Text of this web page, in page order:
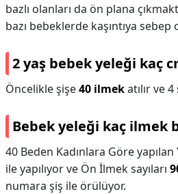
bazlı olanları da ön plana
bazı bebeklerde kaşıntıya
2 yaş bebek yeleği kaç
Öncelikle şişe40 ilmekatılır ve
Bebek yeleği kaç ilmek
40 Beden Kadınlara Göre
ile yapılıyor ve Ön İlmek sayıları
numara şiş ile örülüyor.